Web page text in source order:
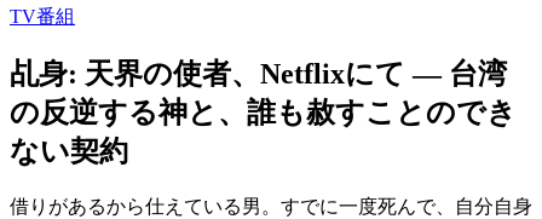
TV番組
乩身: 天界の使者、Netflixにて ― 台湾
の反逆する神と、誰も赦すことのでき
ない契約
借りがあるから仕えている男。すでに一度死んで、自分自身